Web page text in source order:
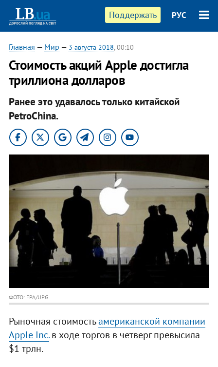
Поддержать РУС
Главная — Мир — 3 августа 2018, 00:10
Стоимость акций Apple достигла
триллиона долларов
Ранее это удавалось только китайской
PetroChina.
ФОТО: EPA/UPG
Рыночная стоимостьамериканской компании
Apple Inc.в ходе торгов в четверг превысила
$1 трлн.